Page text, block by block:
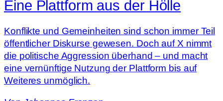
Eine Plattform aus der Hölle
Konflikte und Gemeinheiten sind schon immer Teil
öffentlicher Diskurse gewesen. Doch auf X nimmt
die politische Aggression überhand – und macht
eine vernünftige Nutzung der Plattform bis auf
Weiteres unmöglich.